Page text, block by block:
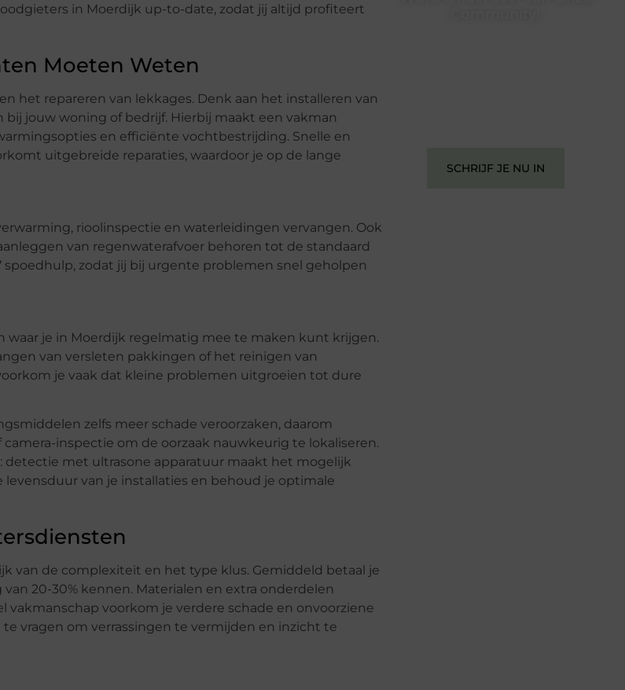
in Moerdijk up-to-date, zodat jij altijd profiteert
Moeten Weten
het repareren van lekkages. Denk aan het installeren van
jouw woning of bedrijf. Hierbij maakt een vakman
en efficiënte vochtbestrijding. Snelle en
uitgebreide reparaties, waardoor je op de lange
rioolinspectie en waterleidingen vervangen. Ook
van regenwaterafvoer behoren tot de standaard
zodat jij bij urgente problemen snel geholpen
waar je in Moerdijk regelmatig mee te maken kunt krijgen.
van versleten pakkingen of het reinigen van
je vaak dat kleine problemen uitgroeien tot dure
zelfs meer schade veroorzaken, daarom
inspectie om de oorzaak nauwkeurig te lokaliseren.
met ultrasone apparatuur maakt het mogelijk
van je installaties en behoud je optimale
van de complexiteit en het type klus. Gemiddeld betaal je
20-30% kennen. Materialen en extra onderdelen
voorkom je verdere schade en onvoorziene
vragen om verrassingen te vermijden en inzicht te
SCHRIJF JE NU IN